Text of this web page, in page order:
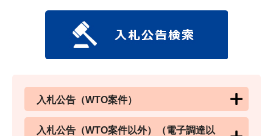
入札公告（WTO案件）
入札公告（WTO案件以外）（電子調達以